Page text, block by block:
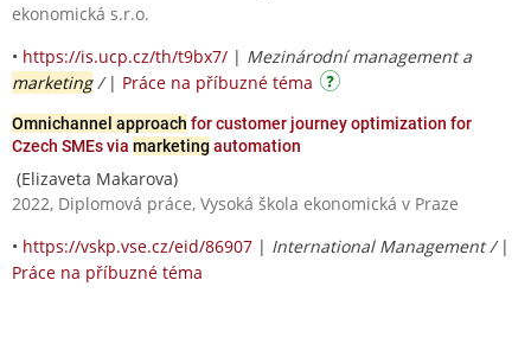
ekonomická s.r.o.
• https://is.ucp.cz/th/t9bx7/ | Mezinárodní management a
marketing/ | Práce na příbuzné téma
Omnichannel approach for customer journey optimization for
Czech SMEs via marketing automation
(Elizaveta Makarova)
2022, Diplomová práce, Vysoká škola ekonomická v Praze
• https://vskp.vse.cz/eid/86907 | International Management / |
Práce na příbuzné téma